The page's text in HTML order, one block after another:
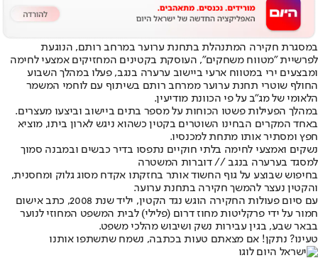
במסגרת חקירה המתנהלת בתחנת ערוער במרחב רותם, הנוגעת
לפרשיית "מטווח משחקים", העוסקת בקטינים המחזיקים אמצעי לחימה
ומבצעים ירי במטווח ארעי ביישוב ערערה בנגב, פעלו במהלך השבוע
החולף שוטרי תחנת ערוער ממרחב רותם בשיתוף עם לוחמי המשמר
הלאומי של מג"ב על פי הכוונת מודיעין.
במהלך הפעילות פשטו הכוחות על מספר בתים ביישוב וביצעו מעצרים.
באחד המקרים הבחינו השוטרים בקטין כשהוא ניגש לארון ביתו, מוציא
חפץ ומסתיר אותו מתחת למכנסיו.
נשקים ואמצעי לחימה בלתי חוקיים נתפסו בדיר כבשים ובמבנה סמוך
למסגד בערערה בנגב // דוברות המשטרה
בחיפוש שבוצע על גוף החשוד אותר בחזקתו אקדח מסוג גלוק ומחסנית,
והקטין נעצר להמשך חקירה בתחנת ערוער.
עם סיום פעולות החקירה הוגש נגד הקטין, יליד שנת 2008, כתב אישום
חמור על ידי פרקליטות מחוז דרום (פלילי) לבית המשפט המחוזי לנוער
בבאר שבע, בגין עבירות נשק ושיבוש מהלכי משפט.
טעינו? נתקן! אם מצאתם טעות בכתבה, נשמח שתשתפו אותנו